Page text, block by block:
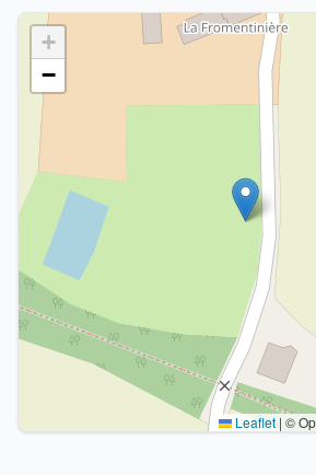
+
−
Leaflet | ©